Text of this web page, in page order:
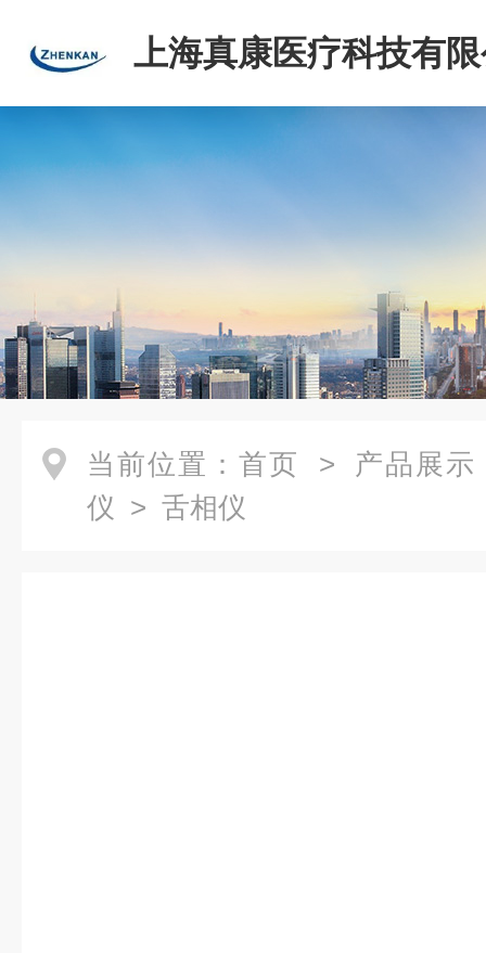
上海真康医疗科技有
当前位置： 首页 > 产品展示
仪 > 舌相仪